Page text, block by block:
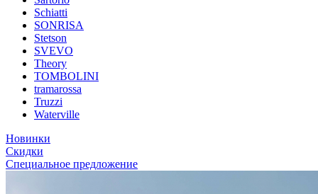
Schiatti
SONRISA
Stetson
SVEVO
Theory
TOMBOLINI
tramarossa
Truzzi
Waterville
Новинки
Скидки
Специальное предложение